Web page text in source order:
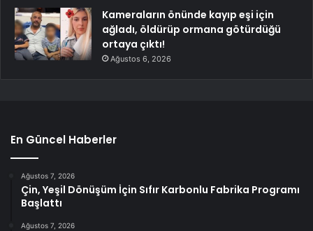
Kameraların önünde kayıp eşi için
ağladı, öldürüp ormana götürdüğü
ortaya çıktı!
Ağustos 6, 2026
En Güncel Haberler
Ağustos 7, 2026
Çin, Yeşil Dönüşüm İçin Sıfır Karbonlu Fabrika Programı
Başlattı
Ağustos 7, 2026